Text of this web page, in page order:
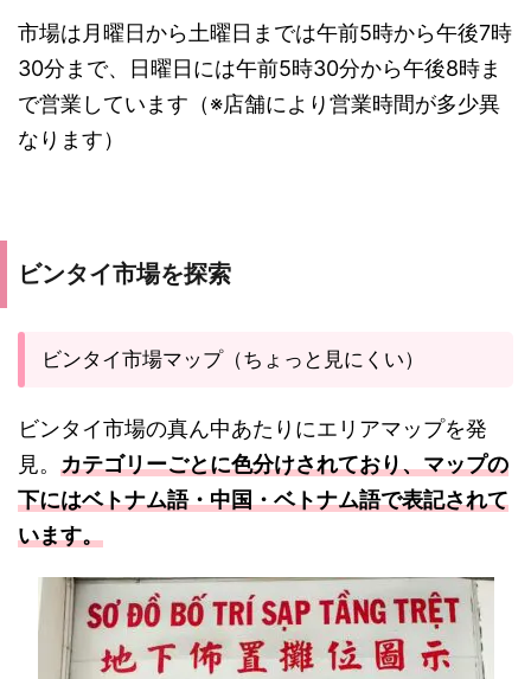
市場は月曜日から土曜日までは午前5時から午後7時
30分まで、日曜日には午前5時30分から午後8時ま
で営業しています（※店舗により営業時間が多少異
なります）
ビンタイ市場を探索
ビンタイ市場マップ（ちょっと見にくい）
ビンタイ市場の真ん中あたりにエリアマップを発
見。 カテゴリーごとに色分けされており、マップの
下にはベトナム語・中国・ベトナム語で表記されて
います。